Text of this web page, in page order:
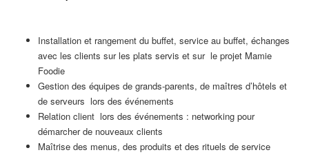
Installation et rangement du buffet, service au buffet, échanges
avec les clients sur les plats servis et sur le projet Mamie
Foodie
Gestion des équipes de grands-parents, de maîtres d’hôtels et
de serveurs lors des événements
Relation client lors des événements : networking pour
démarcher de nouveaux clients
Maîtrise des menus, des produits et des rituels de service